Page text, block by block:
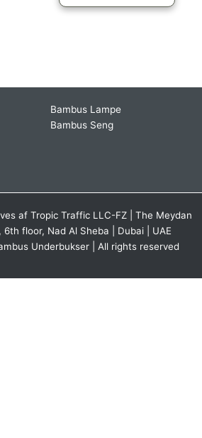
Bambus Lampe
Bambus Seng
af Tropic Traffic LLC-FZ | The Meydan
floor, Nad Al Sheba | Dubai | UAE
Underbukser | All rights reserved